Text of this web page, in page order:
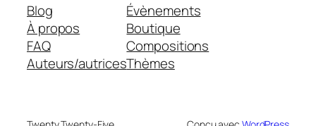
Blog
À propos
FAQ
Auteurs/autrices
Évènements
Boutique
Compositions
Thèmes